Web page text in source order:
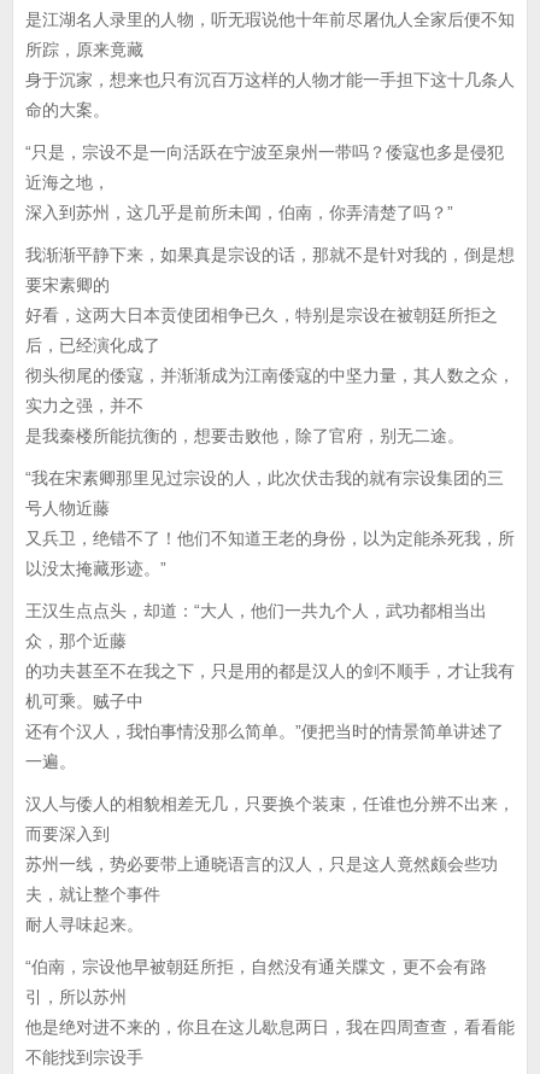
是江湖名人录里的人物，听无瑕说他十年前尽屠仇人全家后便不知
所踪，原来竟藏
身于沉家，想来也只有沉百万这样的人物才能一手担下这十几条人
命的大案。
“只是，宗设不是一向活跃在宁波至泉州一带吗？倭寇也多是侵犯
近海之地，
深入到苏州，这几乎是前所未闻，伯南，你弄清楚了吗？”
我渐渐平静下来，如果真是宗设的话，那就不是针对我的，倒是想
要宋素卿的
好看，这两大日本贡使团相争已久，特别是宗设在被朝廷所拒之
后，已经演化成了
彻头彻尾的倭寇，并渐渐成为江南倭寇的中坚力量，其人数之众，
实力之强，并不
是我秦楼所能抗衡的，想要击败他，除了官府，别无二途。
“我在宋素卿那里见过宗设的人，此次伏击我的就有宗设集团的三
号人物近藤
又兵卫，绝错不了！他们不知道王老的身份，以为定能杀死我，所
以没太掩藏形迹。”
王汉生点点头，却道：“大人，他们一共九个人，武功都相当出
众，那个近藤
的功夫甚至不在我之下，只是用的都是汉人的剑不顺手，才让我有
机可乘。贼子中
还有个汉人，我怕事情没那么简单。”便把当时的情景简单讲述了
一遍。
汉人与倭人的相貌相差无几，只要换个装束，任谁也分辨不出来，
而要深入到
苏州一线，势必要带上通晓语言的汉人，只是这人竟然颇会些功
夫，就让整个事件
耐人寻味起来。
“伯南，宗设他早被朝廷所拒，自然没有通关牒文，更不会有路
引，所以苏州
他是绝对进不来的，你且在这儿歇息两日，我在四周查查，看看能
不能找到宗设手